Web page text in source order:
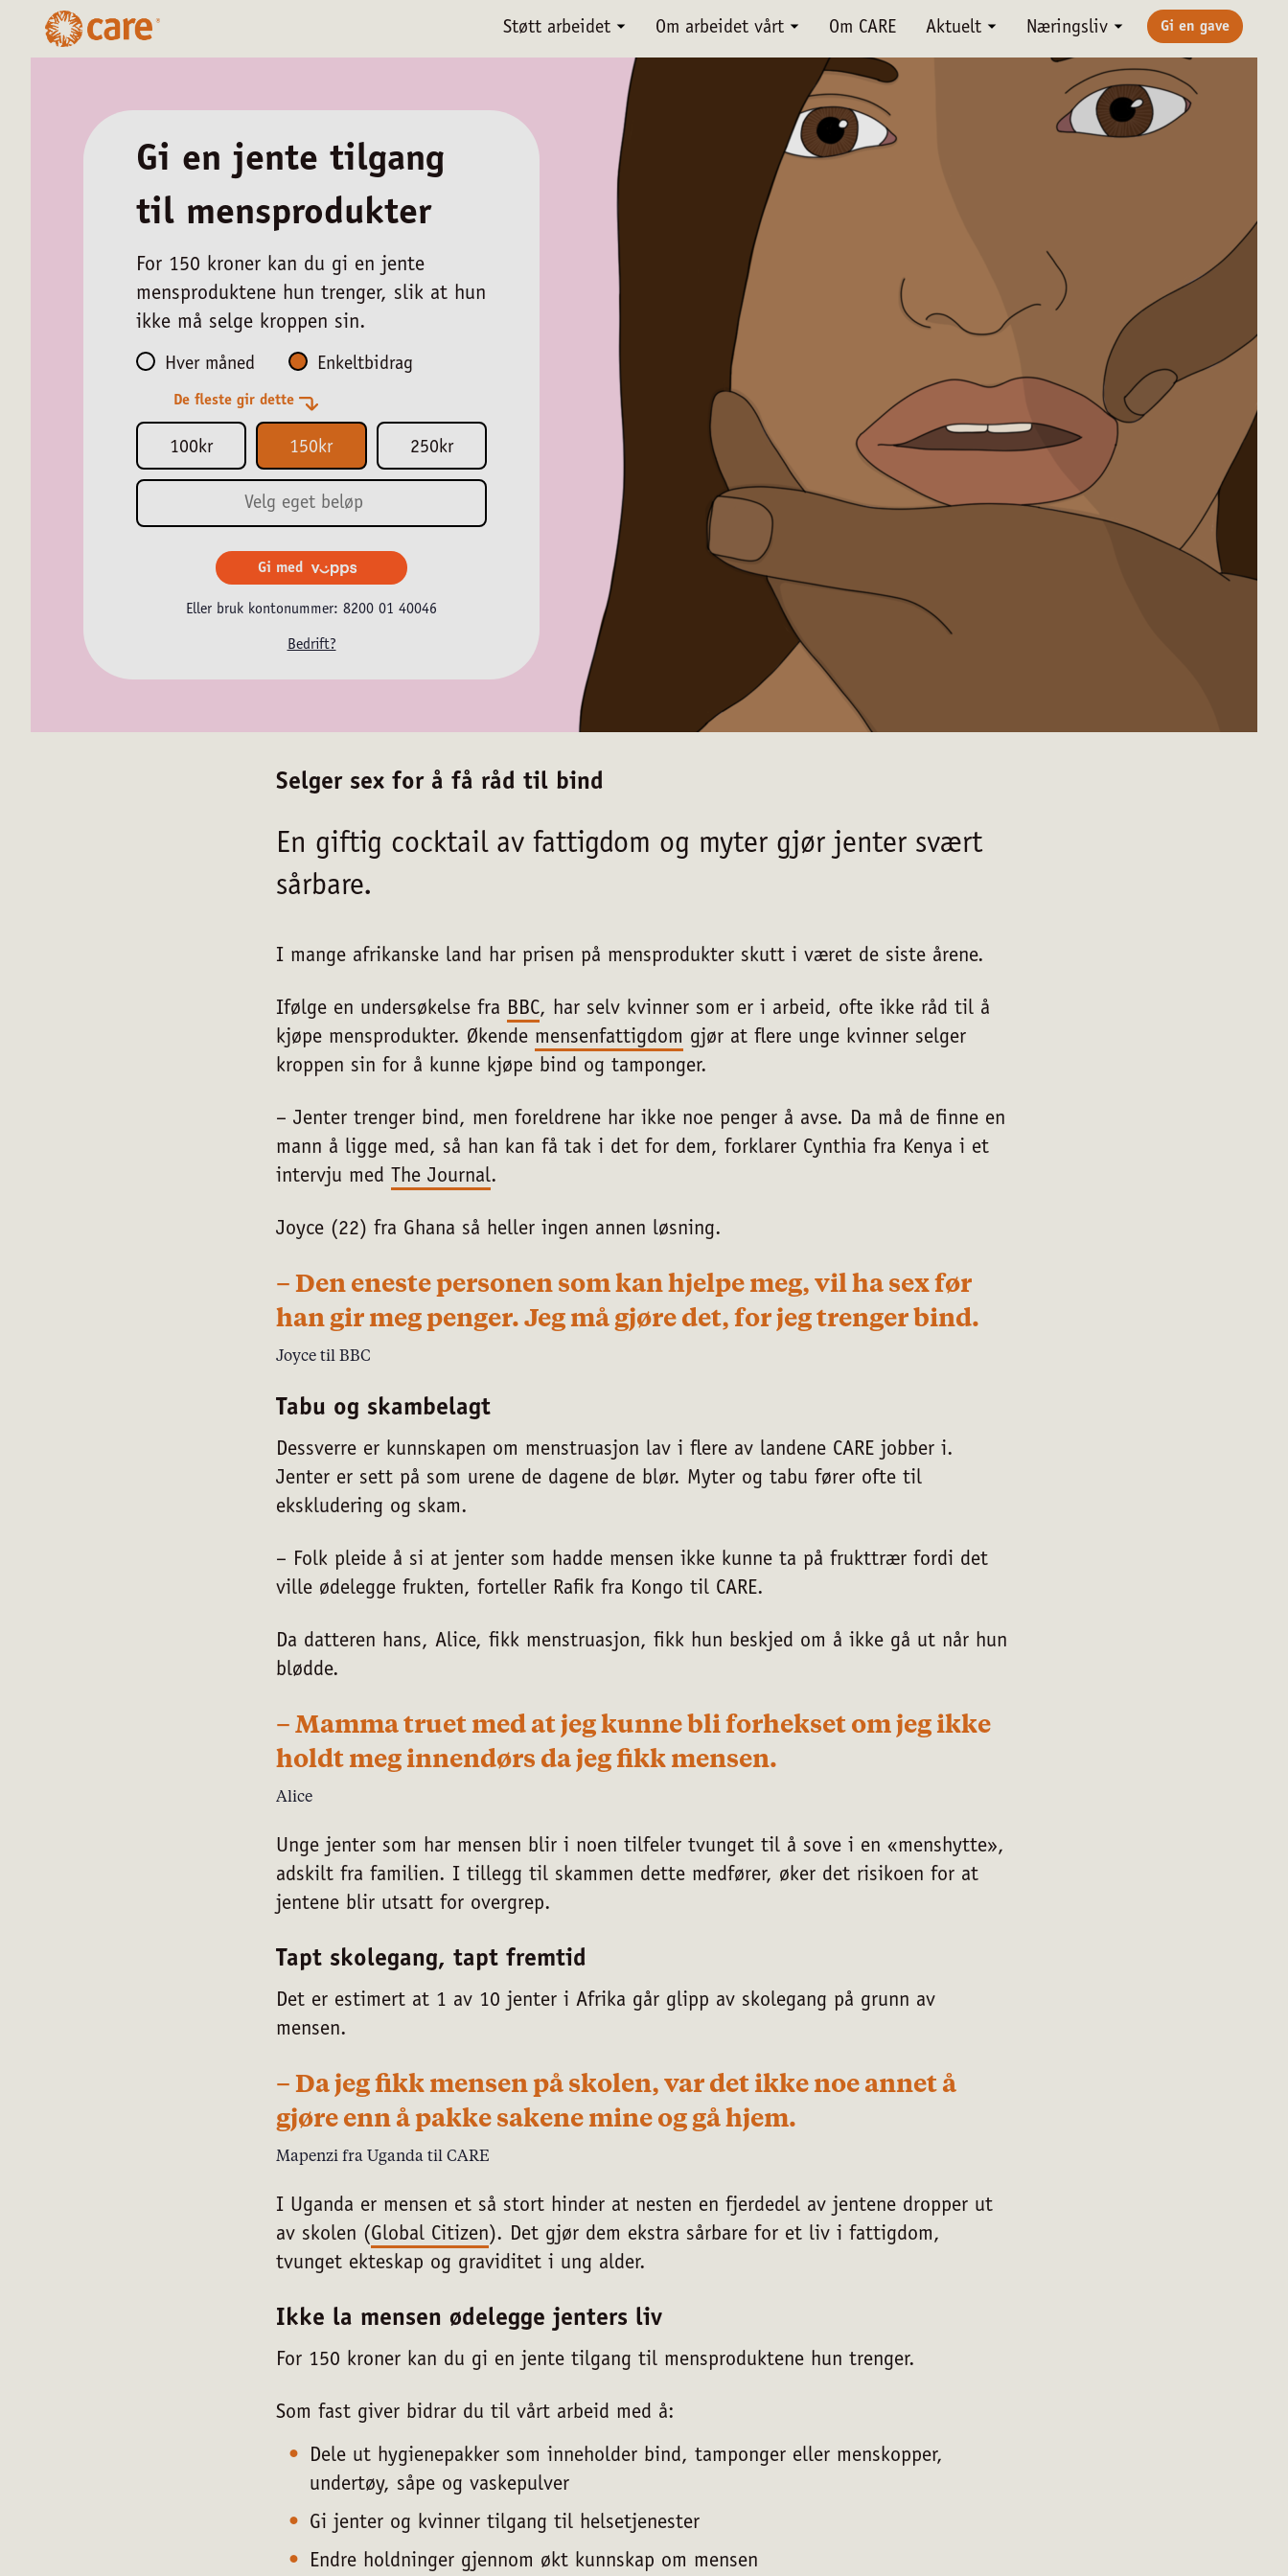
personvernserklæring/cookie
policy
Statistiske
Markedsføring
Støtt arbeidet Om arbeidet vårt Om CARE Aktuelt Næringsliv Gi en gave
Gi en jente tilgang
til mensprodukter
For 150 kroner kan du gi en jente
mensproduktene hun trenger, slik at hun
ikke må selge kroppen sin.
Hver måned Enkeltbidrag
100kr
De fleste gir dette
150kr 250kr
Gi med
Eller bruk kontonummer: 8200 01 40046
Bedrift?
Selger sex for å få råd til bind
En giftig cocktail av fattigdom og myter gjør jenter svært
sårbare.
I mange afrikanske land har prisen på mensprodukter skutt i været de siste årene.
Ifølge en undersøkelse fra BBC, har selv kvinner som er i arbeid, ofte ikke råd til å
kjøpe mensprodukter. Økende mensenfattigdom gjør at flere unge kvinner selger
kroppen sin for å kunne kjøpe bind og tamponger.
– Jenter trenger bind, men foreldrene har ikke noe penger å avse. Da må de finne en
mann å ligge med, så han kan få tak i det for dem, forklarer Cynthia fra Kenya i et
intervju med The Journal.
Joyce (22) fra Ghana så heller ingen annen løsning.
– Den eneste personen som kan hjelpe meg, vil ha sex før
han gir meg penger. Jeg må gjøre det, for jeg trenger bind.
Joyce til BBC
Tabu og skambelagt
Dessverre er kunnskapen om menstruasjon lav i flere av landene CARE jobber i.
Jenter er sett på som urene de dagene de blør. Myter og tabu fører ofte til
ekskludering og skam.
– Folk pleide å si at jenter som hadde mensen ikke kunne ta på frukttrær fordi det
ville ødelegge frukten, forteller Rafik fra Kongo til CARE.
Da datteren hans, Alice, fikk menstruasjon, fikk hun beskjed om å ikke gå ut når hun
blødde.
– Mamma truet med at jeg kunne bli forhekset om jeg ikke
holdt meg innendørs da jeg fikk mensen.
Alice
Unge jenter som har mensen blir i noen tilfeler tvunget til å sove i en «menshytte»,
adskilt fra familien. I tillegg til skammen dette medfører, øker det risikoen for at
jentene blir utsatt for overgrep.
Tapt skolegang, tapt fremtid
Det er estimert at 1 av 10 jenter i Afrika går glipp av skolegang på grunn av
mensen.
– Da jeg fikk mensen på skolen, var det ikke noe annet å
gjøre enn å pakke sakene mine og gå hjem.
Mapenzi fra Uganda til CARE
I Uganda er mensen et så stort hinder at nesten en fjerdedel av jentene dropper ut
av skolen (Global Citizen). Det gjør dem ekstra sårbare for et liv i fattigdom,
tvunget ekteskap og graviditet i ung alder.
Ikke la mensen ødelegge jenters liv
For 150 kroner kan du gi en jente tilgang til mensproduktene hun trenger.
Som fast giver bidrar du til vårt arbeid med å:
Dele ut hygienepakker som inneholder bind, tamponger eller menskopper,
undertøy, såpe og vaskepulver
Gi jenter og kvinner tilgang til helsetjenester
Endre holdninger gjennom økt kunnskap om mensen